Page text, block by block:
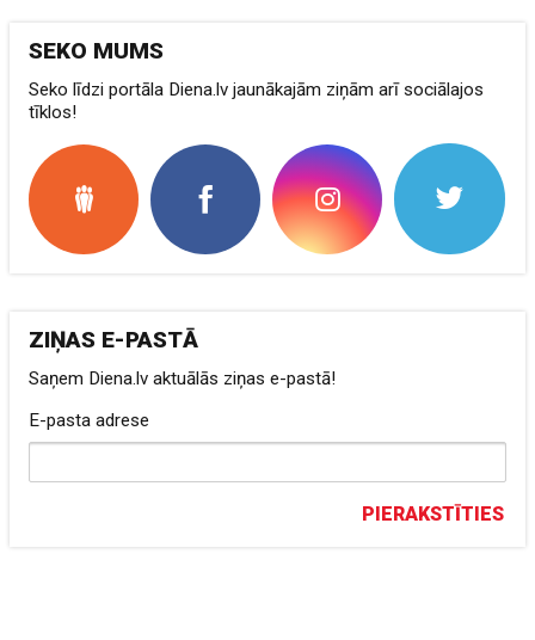
SEKO MUMS
Seko līdzi portāla Diena.lv jaunākajām ziņām arī sociālajos
tīklos!
ZIŅAS E-PASTĀ
Saņem Diena.lv aktuālās ziņas e-pastā!
E-pasta adrese
PIERAKSTĪTIES